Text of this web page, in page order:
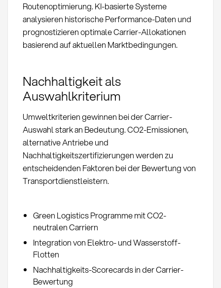
Routenoptimierung. KI-basierte Systeme
analysieren historische Performance-Daten und
prognostizieren optimale Carrier-Allokationen
basierend auf aktuellen Marktbedingungen.
Nachhaltigkeit als
Auswahlkriterium
Umweltkriterien gewinnen bei der Carrier-
Auswahl stark an Bedeutung. CO2-Emissionen,
alternative Antriebe und
Nachhaltigkeitszertifizierungen werden zu
entscheidenden Faktoren bei der Bewertung von
Transportdienstleistern.
Green Logistics Programme mit CO2-
neutralen Carriern
Integration von Elektro- und Wasserstoff-
Flotten
Nachhaltigkeits-Scorecards in der Carrier-
Bewertung